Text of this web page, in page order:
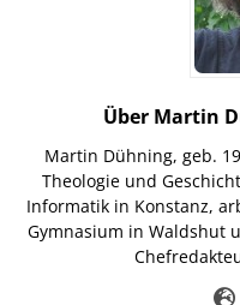
Über Martin
Martin Dühning, geb.
Theologie und
Informatik in Konstanz,
Gymnasium in Waldshut